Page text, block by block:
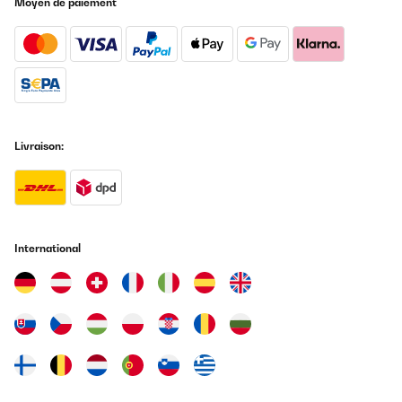
rapidement en respectant les consignes, pas d’allume feu liquide.
résultats avec les cuissons basses températures cuisson
savoureuse.
Utilisateur d'Amazon
Traduire
Excellent produit, arrivé très bien emballé.Convient parfaitement
La température monte vite et se règle avec le tirage . Bons
savoureuse.
Traduire
Livraison:
International